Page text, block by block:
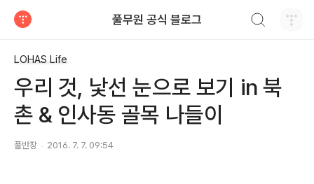
풀무원 공식 블로그
LOHAS Life
우리 것, 낯선 눈으로 보기 in 북
촌 & 인사동 골목 나들이
풀반장 2016. 7. 7. 09:54